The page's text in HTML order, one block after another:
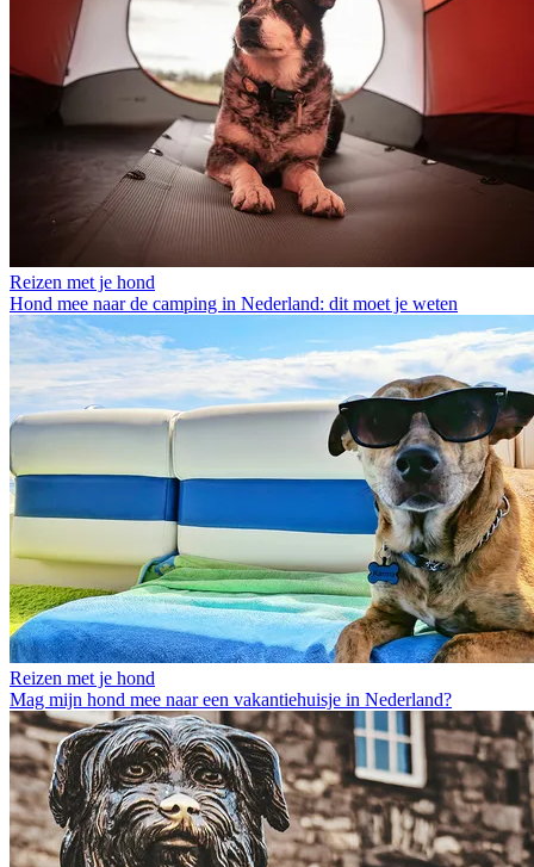
Reizen met je hond
Hond mee naar de camping in Nederland: dit moet je weten
Reizen met je hond
Mag mijn hond mee naar een vakantiehuisje in Nederland?